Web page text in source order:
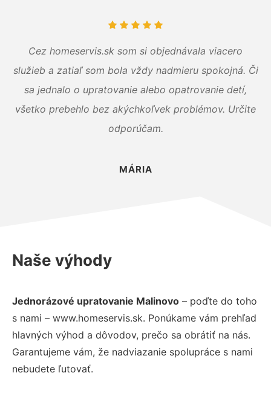
Cez homeservis.sk som si objednávala viacero
služieb a zatiaľ som bola vždy nadmieru spokojná. Či
sa jednalo o upratovanie alebo opatrovanie detí,
všetko prebehlo bez akýchkoľvek problémov. Určite
odporúčam.
MÁRIA
Naše výhody
Jednorázové upratovanie Malinovo – poďte do toho
s nami – www.homeservis.sk. Ponúkame vám prehľad
hlavných výhod a dôvodov, prečo sa obrátiť na nás.
Garantujeme vám, že nadviazanie spolupráce s nami
nebudete ľutovať.